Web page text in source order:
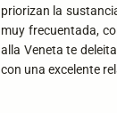
priorizan la
muy frecuentada,
alla Veneta te
con una excelente